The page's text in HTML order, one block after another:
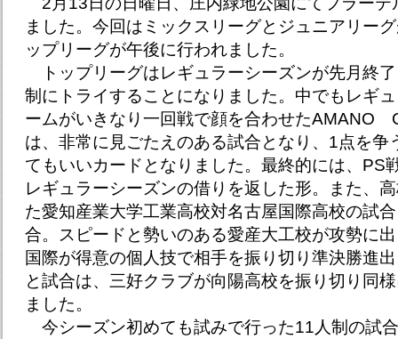
ました。今回はミックスリーグとジュニアリー
ップリーグが午後に行われました。
トップリーグはレギュラーシーズンが先月終
制にトライすることになりました。中でもレギ
ームがいきなり一回戦で顔を合わせたAMANO
は、非常に見ごたえのある試合となり、1点を争
てもいいカードとなりました。最終的には、PS
レギュラーシーズンの借りを返した形。また、
た愛知産業大学工業高校対名古屋国際高校の試
合。スピードと勢いのある愛産大工校が攻勢に
国際が得意の個人技で相手を振り切り準決勝進
と試合は、三好クラブが向陽高校を振り切り同
ました。
今シーズン初めても試みで行った11人制の試